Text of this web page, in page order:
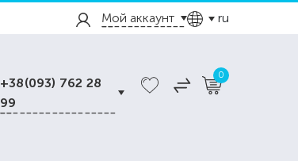
Мой аккаунт ru
+38(093) 762 28
99
0